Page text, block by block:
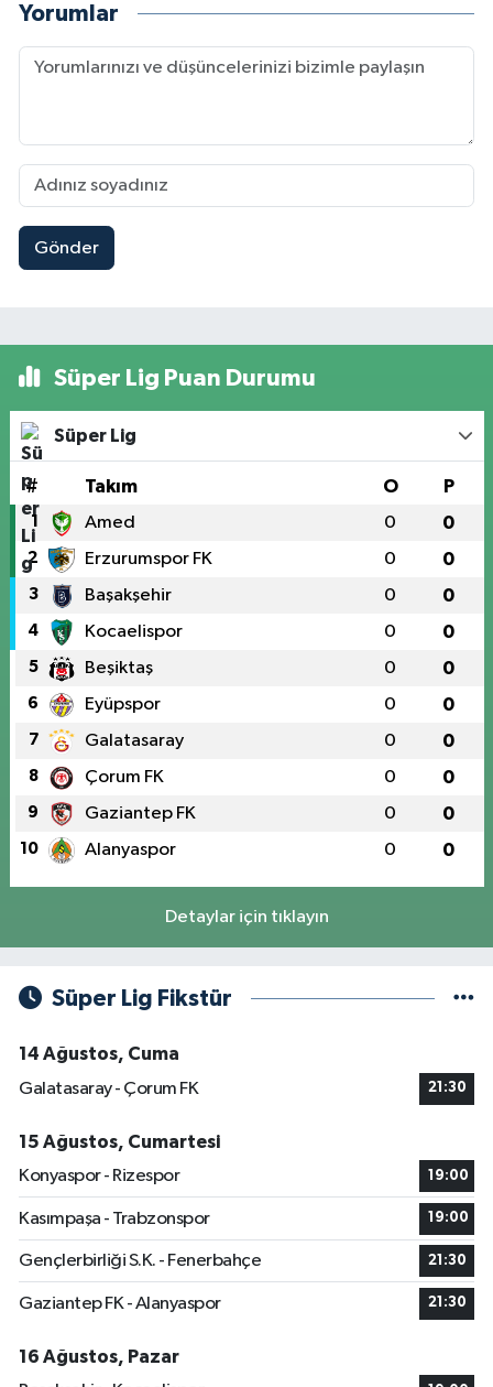
Yorumlar
Gönder
Süper Lig Puan Durumu
Süper Lig
# Takım O P
1 Amed 0 0
2 Erzurumspor FK 0 0
3 Başakşehir 0 0
4 Kocaelispor 0 0
5 Beşiktaş 0 0
6 Eyüpspor 0 0
7 Galatasaray 0 0
8 Çorum FK 0 0
9 Gaziantep FK 0 0
10 Alanyaspor 0 0
Detaylar için tıklayın
Süper Lig Fikstür
14 Ağustos, Cuma
Galatasaray - Çorum FK
21:30
15 Ağustos, Cumartesi
Konyaspor - Rizespor
19:00
Kasımpaşa - Trabzonspor 19:00
Gençlerbirliği S.K. - Fenerbahçe 21:30
Gaziantep FK - Alanyaspor 21:30
16 Ağustos, Pazar